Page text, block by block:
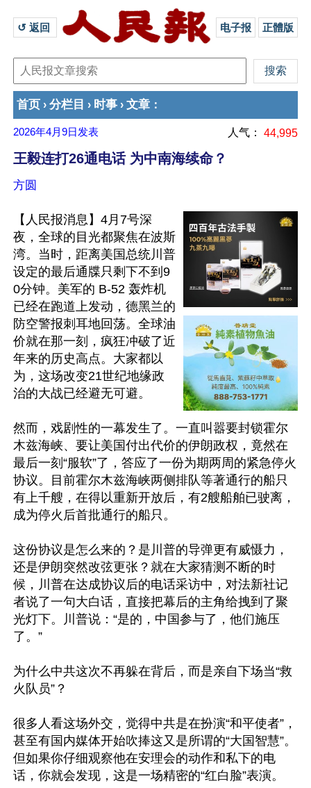
↺ 返回 电子报 正體版
首页 › 分栏目 › 时事 › 文章 ：
2026年4月9日 发表 人气： 44,995
王毅连打26通电话 为中南海续命？
方圆
【人民报消息】4月7号深
夜，全球的目光都聚焦在波斯
湾。当时，距离美国总统川普
设定的最后通牒只剩下不到9
0分钟。美军的 B-52 轰炸机
已经在跑道上发动，德黑兰的
防空警报刺耳地回荡。全球油
价就在那一刻，疯狂冲破了近
年来的历史高点。大家都以
为，这场改变21世纪地缘政
治的大战已经避无可避。
然而，戏剧性的一幕发生了。一直叫嚣要封锁霍尔
木兹海峡、要让美国付出代价的伊朗政权，竟然在
最后一刻“服软”了，答应了一份为期两周的紧急停火
协议。目前霍尔木兹海峡两侧排队等著通行的船只
有上千艘，在得以重新开放后，有2艘船舶已驶离，
成为停火后首批通行的船只。
这份协议是怎么来的？是川普的导弹更有威慑力，
还是伊朗突然改弦更张？就在大家猜测不断的时
候，川普在达成协议后的电话采访中，对法新社记
者说了一句大白话，直接把幕后的主角给拽到了聚
光灯下。川普说：“是的，中国参与了，他们施压
了。”
为什么中共这次不再躲在背后，而是亲自下场当“救
火队员”？
很多人看这场外交，觉得中共是在扮演“和平使者”，
甚至有国内媒体开始吹捧这又是所谓的“大国智慧”。
但如果你仔细观察他在安理会的动作和私下的电
话，你就会发现，这是一场精密的“红白脸”表演。